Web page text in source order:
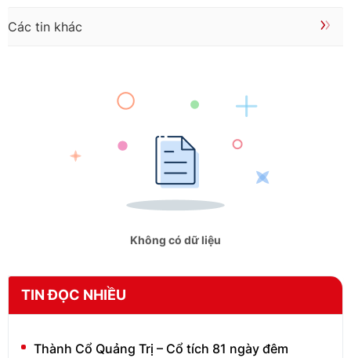
Các tin khác
Không có dữ liệu
TIN ĐỌC NHIỀU
Thành Cổ Quảng Trị – Cổ tích 81 ngày đêm